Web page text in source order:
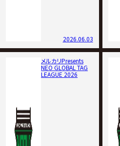
2026.06.03
メルカリPresents
NEO GLOBAL TAG
LEAGUE 2026